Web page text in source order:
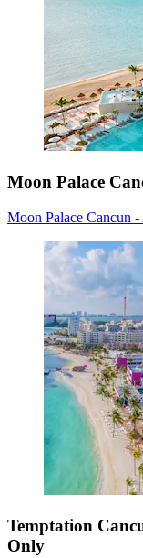
Moon Palace
Moon Palace Cancun
Temptation
Only